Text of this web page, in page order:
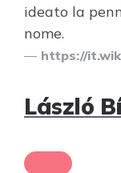
ideato la
nome.
https://
László